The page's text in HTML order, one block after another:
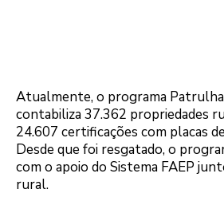
Atualmente, o programa
contabiliza 37.362 propriedades
24.607 certificações com placas
Desde que foi resgatado, o
com o apoio do Sistema FAEP
rural.